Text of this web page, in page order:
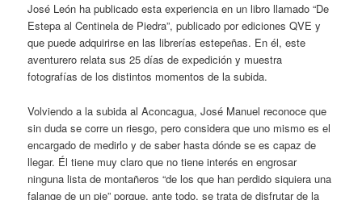
José León ha publicado esta experiencia en un libro llamado “De
Estepa al Centinela de Piedra”, publicado por ediciones QVE y
que puede adquirirse en las librerías estepeñas. En él, este
aventurero relata sus 25 días de expedición y muestra
fotografías de los distintos momentos de la subida.
Volviendo a la subida al Aconcagua, José Manuel reconoce que
sin duda se corre un riesgo, pero considera que uno mismo es el
encargado de medirlo y de saber hasta dónde se es capaz de
llegar. Él tiene muy claro que no tiene interés en engrosar
ninguna lista de montañeros “de los que han perdido siquiera una
falange de un pie” porque, ante todo, se trata de disfrutar de la